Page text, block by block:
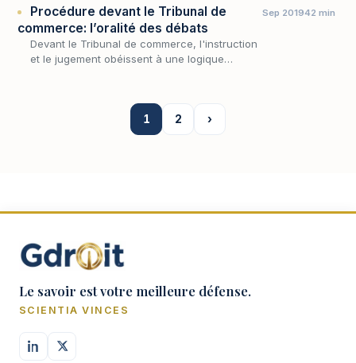
Procédure devant le Tribunal de
commerce: l’oralité des débats
Devant le Tribunal de commerce, l'instruction
et le jugement obéissent à une logique
Sep 201942 min
1 2 ›
Le savoir est votre meilleure défense.
SCIENTIA VINCES